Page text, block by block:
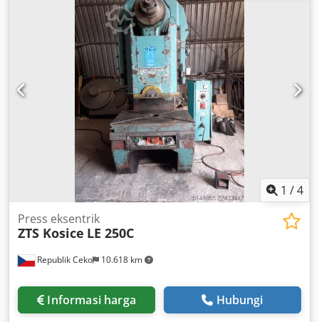
1 /4
Republik Ceko 10.618 km
Press eksentrik
ZTS Kosice LE 250C
Informasi harga Hubungi